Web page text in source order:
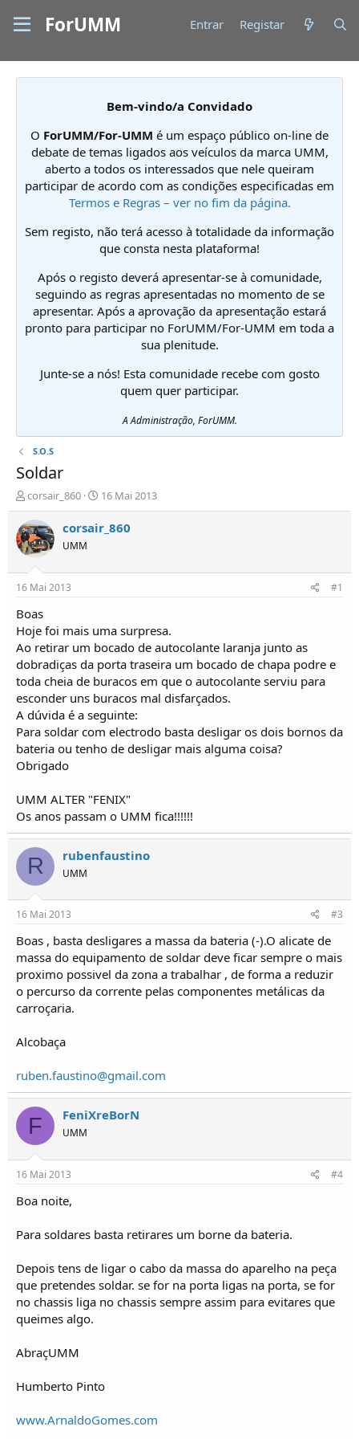
ForUMM Entrar Registar
Bem-vindo/a Convidado
O ForUMM/For-UMM é um espaço público on-line de
debate de temas ligados aos veículos da marca UMM,
aberto a todos os interessados que nele queiram
participar de acordo com as condições especificadas em
Termos e Regras – ver no fim da página.
Sem registo, não terá acesso à totalidade da informação
que consta nesta plataforma!
Após o registo deverá apresentar-se à comunidade,
seguindo as regras apresentadas no momento de se
apresentar. Após a aprovação da apresentação estará
pronto para participar no ForUMM/For-UMM em toda a
sua plenitude.
Junte-se a nós! Esta comunidade recebe com gosto
quem quer participar.
A Administração, ForUMM.
S.O.S
Soldar
I
n
i
c
i
d
o
r
e
T
ó
p
i
c
s
corsair_860
D
a
t
a
i
o
16 Mai 2013
corsair_860
UMM
16 Mai 2013 #1
Boas
Hoje foi mais uma surpresa.
Ao retirar um bocado de autocolante laranja junto as
dobradiças da porta traseira um bocado de chapa podre e
toda cheia de buracos em que o autocolante serviu para
esconder uns buracos mal disfarçados.
A dúvida é a seguinte:
Para soldar com electrodo basta desligar os dois bornos da
bateria ou tenho de desligar mais alguma coisa?
Obrigado
UMM ALTER "FENIX"
Os anos passam o UMM fica!!!!!!
R rubenfaustino
UMM
16 Mai 2013 #3
Boas , basta desligares a massa da bateria (-).O alicate de
massa do equipamento de soldar deve ficar sempre o mais
proximo possivel da zona a trabalhar , de forma a reduzir
o percurso da corrente pelas componentes metálicas da
carroçaria.
Alcobaça
ruben.faustino@gmail.com
F FeniXreBorN
UMM
16 Mai 2013 #4
Boa noite,
Para soldares basta retirares um borne da bateria.
Depois tens de ligar o cabo da massa do aparelho na peça
que pretendes soldar. se for na porta ligas na porta, se for
no chassis liga no chassis sempre assim para evitares que
queimes algo.
AbraçUMM
Humberto Pinto
www.ArnaldoGomes.com